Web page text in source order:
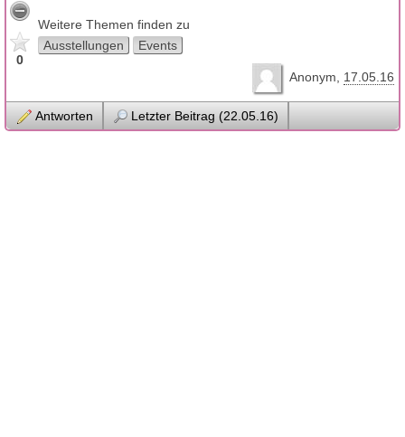
0
Weitere Themen finden zu
Ausstellungen
Events
Anonym 17.05.16
Antworten Letzter Beitrag (22.05.16)